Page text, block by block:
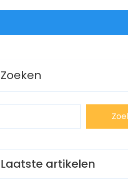
Zoeken
Laatste artikelen